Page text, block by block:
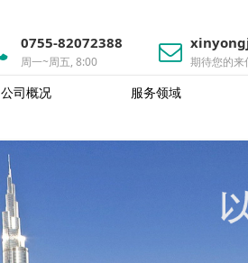
0755-82072388
周一~周五, 8:00 期待您的来
公司概况 服务领域